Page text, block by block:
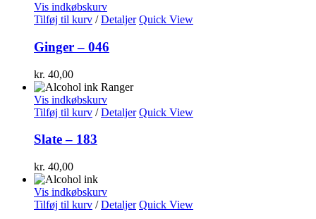
Vis indkøbskurv
Tilføj til kurv / Detaljer Quick View
Ginger – 046
kr. 40,00
Vis indkøbskurv
Tilføj til kurv / Detaljer Quick View
Slate – 183
kr. 40,00
Vis indkøbskurv
Tilføj til kurv / Detaljer Quick View